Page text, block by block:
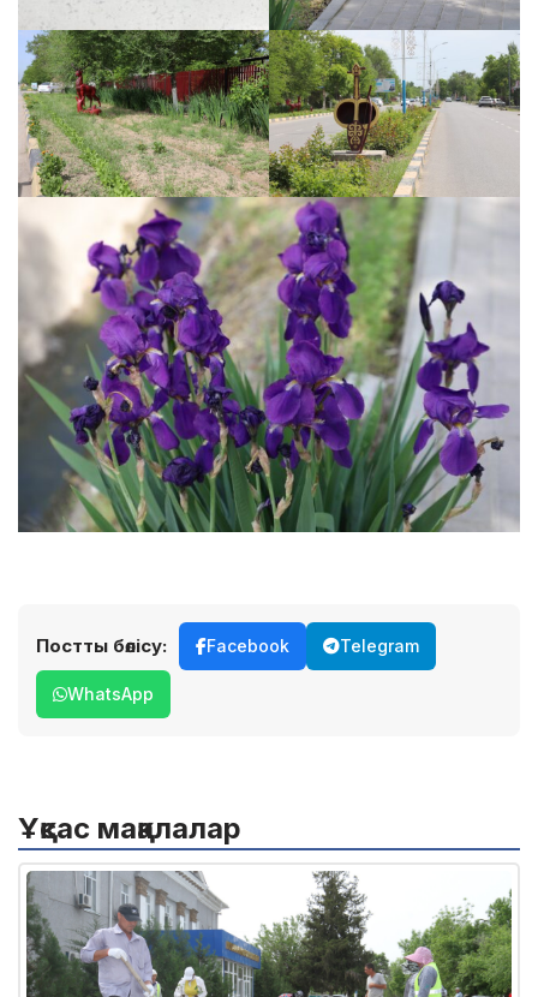
Постты бөлісу: Facebook Telegram
WhatsApp
Ұқсас мақалалар